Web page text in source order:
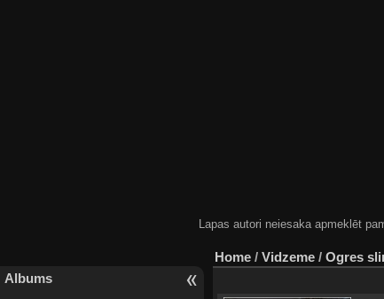
Lapas autori neiesaka apmeklēt
Albums
Home / Vidzeme / Ogres